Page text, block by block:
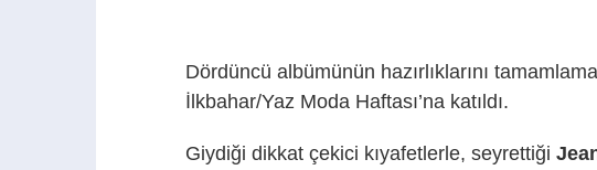
Dördüncü albümünün hazırlıklarını
İlkbahar/Yaz Moda Haftası’na katıldı.
Giydiği dikkat çekici kıyafetlerle, seyrettiği